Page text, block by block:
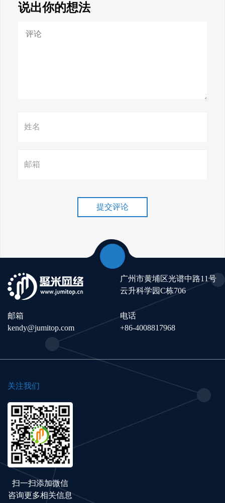
Google SEO终极秘籍，一夜跻
巧介绍！
说出你的想法
提交评论
广州市黄埔区光谱中路11号
云升科学园C栋706
邮箱
kendy@jumitop.com
电话
+86-4008817968
关注我们
扫一扫添加微信
咨询更多相关信息